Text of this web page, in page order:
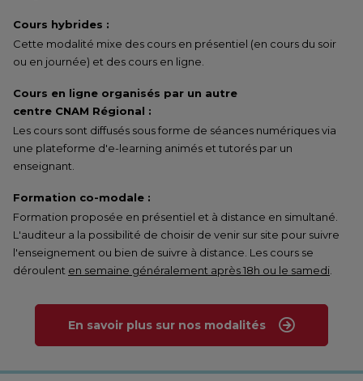
Cours hybrides :
Cette modalité mixe des cours en présentiel (en cours du soir
ou en journée) et des cours en ligne.
Cours en ligne organisés par un autre
centre CNAM Régional :
Les cours sont diffusés sous forme de séances numériques via
une plateforme d'e-learning animés et tutorés par un
enseignant.
Formation co-modale :
Formation proposée en présentiel et à distance en simultané.
L'auditeur a la possibilité de choisir de venir sur site pour suivre
l'enseignement ou bien de suivre à distance. Les cours se
déroulent en semaine généralement après 18h ou le samedi
En savoir plus sur nos modalités